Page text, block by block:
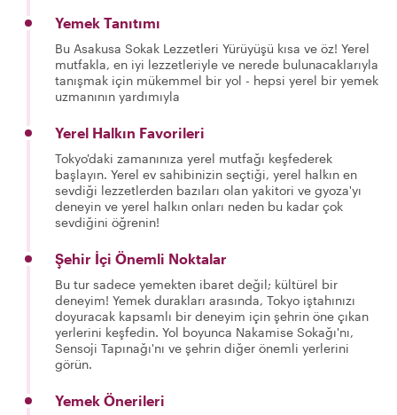
Yemek Tanıtımı
Bu Asakusa Sokak Lezzetleri Yürüyüşü kısa ve öz! Yerel
mutfakla, en iyi lezzetleriyle ve nerede bulunacaklarıyla
tanışmak için mükemmel bir yol - hepsi yerel bir yemek
uzmanının yardımıyla
Yerel Halkın Favorileri
Tokyo'daki zamanınıza yerel mutfağı keşfederek
başlayın. Yerel ev sahibinizin seçtiği, yerel halkın en
sevdiği lezzetlerden bazıları olan yakitori ve gyoza'yı
deneyin ve yerel halkın onları neden bu kadar çok
sevdiğini öğrenin!
Şehir İçi Önemli Noktalar
Bu tur sadece yemekten ibaret değil; kültürel bir
deneyim! Yemek durakları arasında, Tokyo iştahınızı
doyuracak kapsamlı bir deneyim için şehrin öne çıkan
yerlerini keşfedin. Yol boyunca Nakamise Sokağı'nı,
Sensoji Tapınağı'nı ve şehrin diğer önemli yerlerini
görün.
Yemek Önerileri